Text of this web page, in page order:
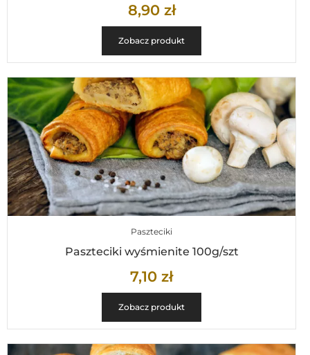
8,90 zł
Zobacz produkt
Paszteciki
Paszteciki wyśmienite 100g/szt
7,10 zł
Zobacz produkt